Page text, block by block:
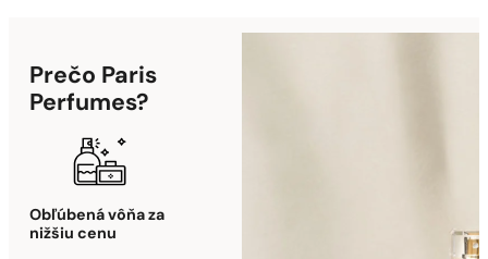
Prečo Paris
Perfumes?
Obľúbená vôňa za
nižšiu cenu